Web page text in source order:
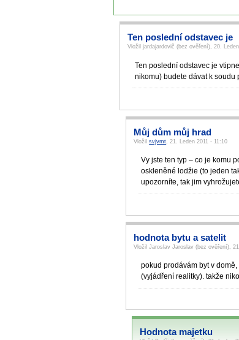
Ten poslední odstavec je
Vložil jardajardovič (bez ověření), 20.
Ten poslední odstavec je
nikomu) budete dávat k
Můj dům můj hrad
Vložilsvjvmt , 21. Leden 2011 - 11:10
Vy jste ten typ – co je komu
oskleněné lodžie (to jeden
upozorníte, tak jim
hodnota bytu a satelit
Vložil Jaroslav Jaroslav (bez ověření),
pokud prodávám byt v
(vyjádření realitky). takže
Hodnota majetku